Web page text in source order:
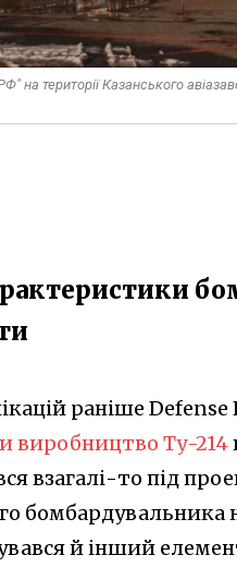
території Казанського
раніше
виробництво Ту-214
взагалі-то під
бомбардувальника
й інший